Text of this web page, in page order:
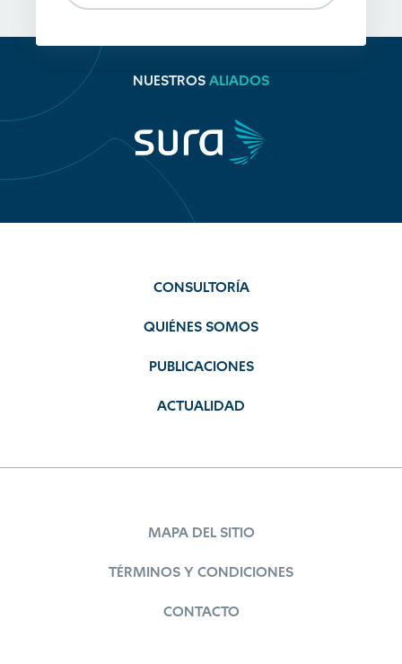
NUESTROS ALIADOS
CONSULTORÍA
QUIÉNES SOMOS
PUBLICACIONES
ACTUALIDAD
MAPA DEL SITIO
TÉRMINOS Y CONDICIONES
CONTACTO